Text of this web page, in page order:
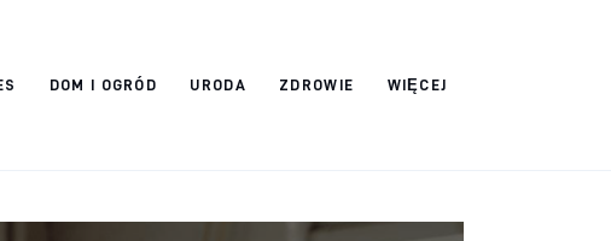
DOM I OGRÓD URODA ZDROWIE WIĘCEJ